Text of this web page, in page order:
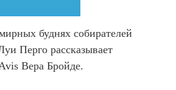
буднях собирателей
Перго рассказывает
Вера Бройде.